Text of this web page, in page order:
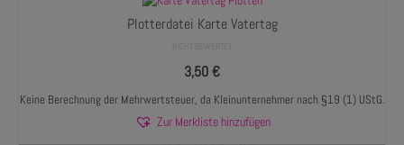
Plotterdatei Karte Vatertag
3,50€
Keine Berechnung der Mehrwertsteuer, da Kleinunternehmer nach §19 (1) UStG.
Zur Merkliste hinzufügen